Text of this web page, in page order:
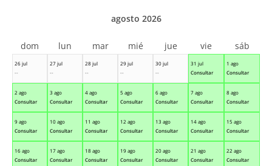
26 jul
--
27 jul
--
28 jul
--
29 jul
--
30 jul
--
31 jul
Consultar
1 ago
Consultar
2 ago
Consultar
3 ago
Consultar
4 ago
Consultar
5 ago
Consultar
6 ago
Consultar
7 ago
Consultar
8 ago
Consultar
9 ago
Consultar
10 ago
Consultar
11 ago
Consultar
12 ago
Consultar
13 ago
Consultar
14 ago
Consultar
15 ago
Consultar
16 ago
Consultar
17 ago
Consultar
18 ago
Consultar
19 ago
Consultar
20 ago
Consultar
21 ago
Consultar
22 ago
Consultar
agosto 2026
dom lun mar mié jue vie sáb